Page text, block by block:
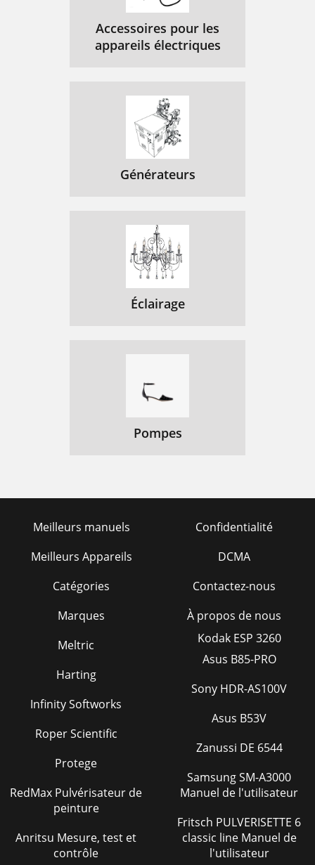
Accessoires pour les
appareils électriques
Générateurs
Éclairage
Pompes
Meilleurs manuels
Meilleurs Appareils
Catégories
Marques
Confidentialité
DCMA
Contactez-nous
À propos de nous
Meltric
Harting
Infinity Softworks
Roper Scientific
Protege
RedMax Pulvérisateur de
peinture
Anritsu Mesure, test et
contrôle
Kodak ESP 3260
Asus B85-PRO
Sony HDR-AS100V
Asus B53V
Zanussi DE 6544
Samsung SM-A3000
Manuel de l'utilisateur
Fritsch PULVERISETTE 6
classic line Manuel de
l'utilisateur